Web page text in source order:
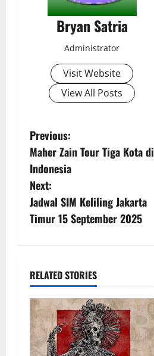
Bryan Satria
Administrator
Visit Website
View All Posts
P
o
s
t
v
i
g
Previous:
Maher Zain Tour Tiga Kota di
Indonesia
Next:
Jadwal SIM Keliling Jakarta
Timur 15 September 2025
RELATED STORIES